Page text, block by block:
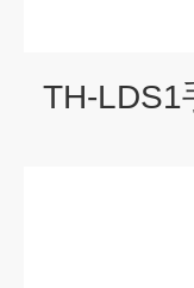
TH-LDS1